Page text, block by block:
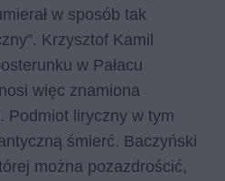
w sposób tak
Krzysztof Kamil
w Pałacu
więc znamiona
Podmiot liryczny w tym
śmierć. Baczyński
można pozazdrościć,